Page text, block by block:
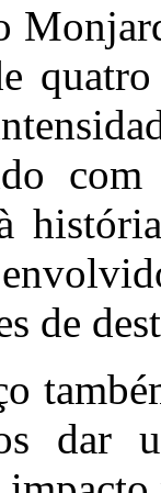
de
dar